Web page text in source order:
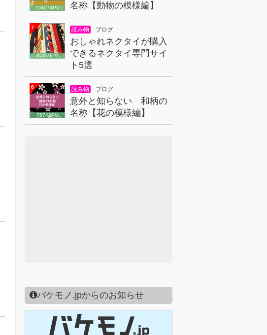
104074PV
名称【動物の模様編】
7
87419PV
読み物 ブログ
おしゃれネクタイが購入
できるネクタイ専門サイ
ト5選
8
76742PV
読み物 ブログ
意外と知らない 和柄の
名称【花の模様編】
バケモノ.jpからのお知らせ